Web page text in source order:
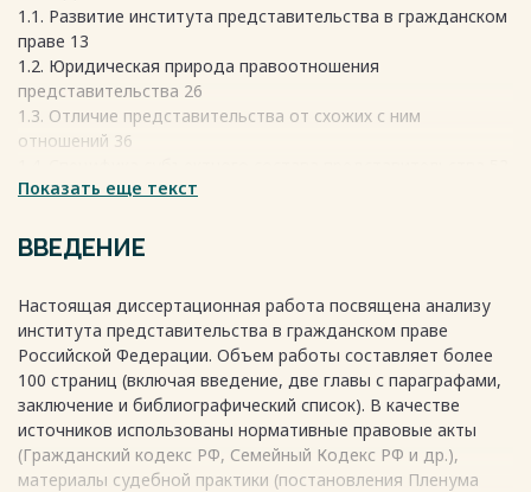
1.1. Развитие института представительства в гражданском
праве 13
1.2. Юридическая природа правоотношения
представительства 26
1.3. Отличие представительства от схожих с ним
отношений 36
ГЛАВА 2. ДОВЕРЕННОСТЬ КАК ПРАВОВАЯ ФОРМА
2.1. Правовая характеристика доверенности, её виды и
форма 60
2.3. Проблемы передоверия полномочий представителя 77
2.4. Особенности прекращения доверенности и признания
её недействительной 84
Заключение 104
Библиографический список 109
Весь текст будет доступенпосле покупки
Показать еще текст
ВВЕДЕНИЕ
Настоящая диссертационная работа посвящена анализу
института представительства в гражданском праве
Российской Федерации. Объем работы составляет более
100 страниц (включая введение, две главы с параграфами,
заключение и библиографический список). В качестве
источников использованы нормативные правовые акты
(Гражданский кодекс РФ, Семейный Кодекс РФ и др.),
материалы судебной практики (постановления Пленума